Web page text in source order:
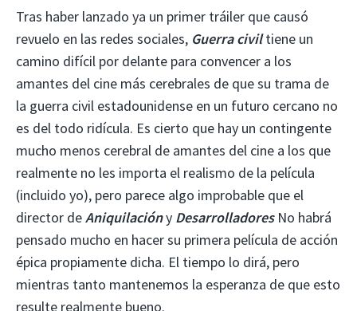
Tras haber lanzado ya un primer tráiler que causó
revuelo en las redes sociales, Guerra civiltiene un
camino difícil por delante para convencer a los
amantes del cine más cerebrales de que su trama de
la guerra civil estadounidense en un futuro cercano no
es del todo ridícula. Es cierto que hay un contingente
mucho menos cerebral de amantes del cine a los que
realmente no les importa el realismo de la película
(incluido yo), pero parece algo improbable que el
director deAniquilacióny Desarrolladores No habrá
pensado mucho en hacer su primera película de acción
épica propiamente dicha. El tiempo lo dirá, pero
mientras tanto mantenemos la esperanza de que esto
resulte realmente bueno.